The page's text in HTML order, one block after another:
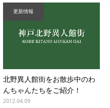
更新情報
北野異人館街をお散歩中のわ
んちゃんたちをご紹介！
2012.04.09